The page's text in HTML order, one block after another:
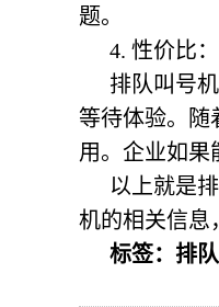
题。
4. 性价比
排队叫号
等待体验。随
用。企业如果
以上就是
机的相关信息
标签：排